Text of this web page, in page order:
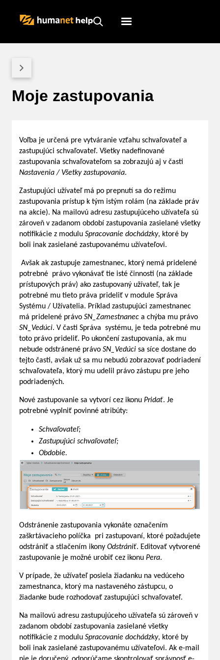
Humanet
Moje zastupovania
Voľba je určená pre vytváranie vzťahu schvaľovateľ a
zastupujúci schvaľovateľ. Všetky nadefinované
zastupovania schvaľovateľom sa zobrazujú aj v časti
Nastavenia / Všetky zastupovania.
Zastupujúci užívateľ má po prepnutí sa do režimu
zastupovania prístup k tým istým rolám (na základe práv
na akcie). Na mailovú adresu zastupujúceho užívateľa sú
zároveň v zadanom období zastupovania zasielané všetky
notifikácie z modulu Spracovanie dochádzky, ktoré by
boli inak zasielané zastupovanému užívateľovi.
Avšak ak zastupuje zamestnanec, ktorý nemá pridelené
potrebné právo vykonávať tie isté činnosti (na základe
prístupových práv) ako zastupovaný užívateľ, tak je
potrebné mu tieto práva prideliť v module Správa
Systému / Užívatelia. Príklad zastupujúci zamestnanec
má pridelené právo SN_Zamestnanec a chýba mu právo
SN_Vedúci. V časti Správa systému, je teda potrebné mu
toto právo prideliť. Po ukončení zastupovania, ak mu
nebude odstránené právo SN_Vedúci sa síce dostane do
tejto časti, avšak už sa mu nebudú zobrazovať podriadení
schvaľovateľa, ktorý mu udelil právo zástupu pre jeho
podriadených.
Nové zastupovanie sa vytvorí cez ikonu Pridať. Je
potrebné vyplniť povinné atribúty:
Schvaľovateľ;
Zastupujúci schvaľovateľ;
Obdobie.
Odstránenie zastupovania vykonáte označením
zaškrtávacieho políčka pri zastupovaní, ktoré požadujete
odstrániť a stlačením ikony Odstrániť. Editovať vytvorené
zastupovanie je možné urobiť cez ikonu Pera.
V prípade, že užívateľ posiela žiadanku na vedúceho
zamestnanca, ktorý ma nastaveného zástupcu, o
žiadanke bude rozhodovať zastupujúci schvaľovateľ.
Na mailovú adresu zastupujúceho užívateľa sú zároveň v
zadanom období zastupovania zasielané všetky
notifikácie z modulu Spracovanie dochádzky, ktoré by
boli inak zasielané zastupovanému užívateľovi. Ak e-mail